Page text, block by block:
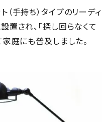
（手持ち）タイプのリーディ
置され、「探し回らなくて
家庭にも普及しました。